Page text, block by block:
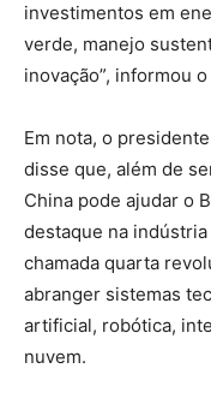
investimentos em
verde, manejo
inovação”, informou o
Em nota, o
disse que, além de
China pode ajudar o
destaque na
chamada quarta
abranger sistemas
artificial, robótica,
nuvem.